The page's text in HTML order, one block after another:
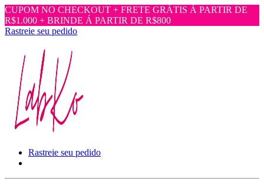
CUPOM NO CHECKOUT + FRETE GRÁTIS Á PARTIR DE
R$1.000 + BRINDE Á PARTIR DE R$800
Rastreie seu pedido
Rastreie seu pedido